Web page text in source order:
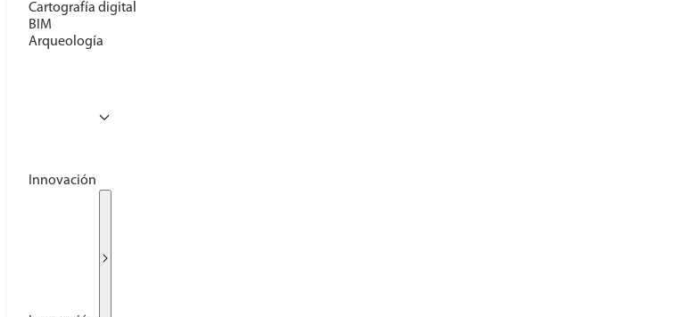
Cartografía digital
BIM
Arqueología
Innovación